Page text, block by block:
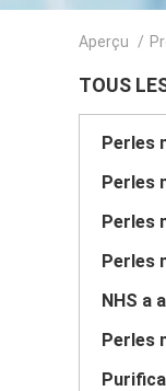
Aperçu /
TOUS
Perles
Perles
Perles